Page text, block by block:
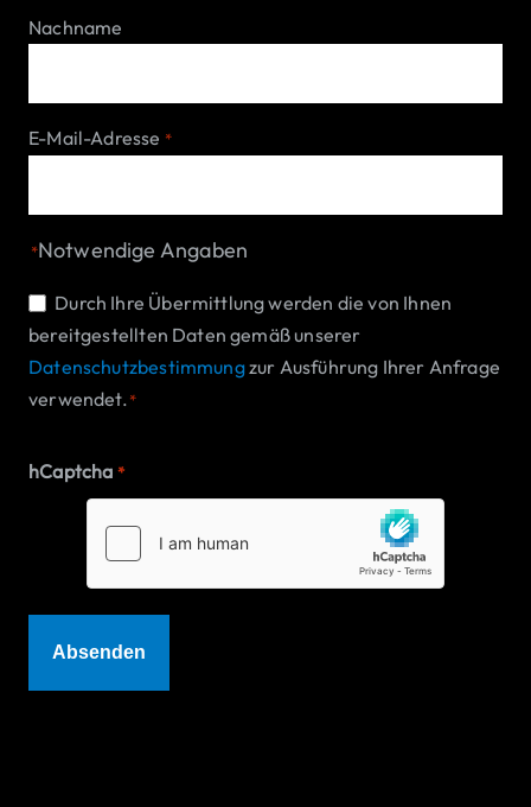
Nachname
E-Mail-Adresse *
*Notwendige Angaben
Einwilligung
*
Durch Ihre Übermittlung werden die von Ihnen
bereitgestellten Daten gemäß unserer
Datenschutzbestimmungzur Ausführung Ihrer Anfrage
verwendet.*
hCaptcha *